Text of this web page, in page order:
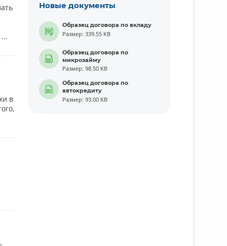
в
Новые документы
Образец договора по вкладу
Размер: 339.55 KB
Образец договора по
микрозайму
Размер: 98.50 KB
Образец договора по
автокредиту
Размер: 93.00 KB